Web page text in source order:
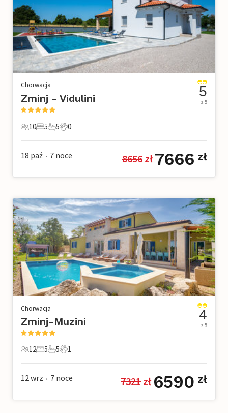
Chorwacja
Zminj - Vidulini
10 Goście
10
5 Sypialnie
5
5 Łazienki
5
0 Zwierzęta domowe
0
5
z 5
18 paź • 7 noce 8656 zł 7666 zł
Chorwacja
Zminj-Muzini
12 Goście
12
5 Sypialnie
5
5 Łazienki
5
1 Zwierzę domowe
1
4
z 5
12 wrz • 7 noce 7321 zł 6590 zł